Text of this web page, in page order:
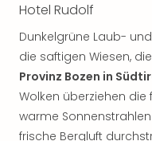
Hotel Rudolf
Dunkelgrüne Laub-
die saftigen Wiesen,
Provinz Bozen in
Wolken überziehen die
warme
frische Bergluft